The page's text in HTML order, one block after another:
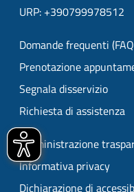
URP: +390799978512
Domande frequenti
Prenotazione
Segnala disservizio
Richiesta di assistenza
Amministrazione
Informativa privacy
Dichiarazione di